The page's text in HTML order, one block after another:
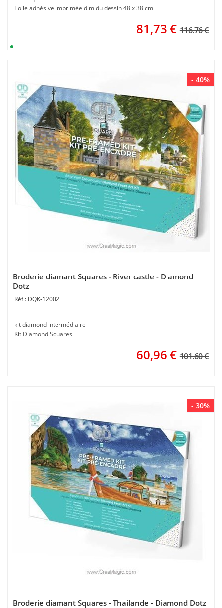
Toile adhésive imprimée dim du dessin 48 x 38 cm
81,73 € 116.76 €
- 40%
Broderie diamant Squares - River castle - Diamond
Dotz
DQK-12002
kit diamond intermédiaire
Kit Diamond Squares
60,96 € 101.60 €
- 30%
Broderie diamant Squares - Thailande - Diamond Dotz